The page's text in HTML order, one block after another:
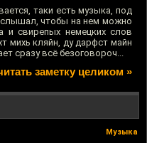
таки есть музыка, под
чтобы на нем можно
и свирепых немецких слов
михь кляйн, ду дарфст майн
сразу всё безоговороч...
заметку целиком »
Музыка